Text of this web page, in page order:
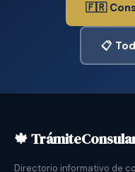
🇫🇷
📋
🍁
Directorio informativo de